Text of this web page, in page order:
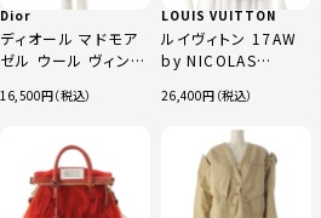
Dior
ディオール マドモア
ゼル ウール ヴィンテ
グリーン L
16,500
LOUIS VUITTON
ルイヴィトン 17AW
by NICOLAS
ス 半袖 ブラウス シ
ャツ トップス
RW172W ブラック
26,400